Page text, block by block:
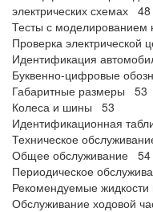
электрических схемах 48
Тесты с моделированием
Проверка электрической
Идентификация
Буквенно-цифровые
Габаритные размеры 53
Колеса и шины 53
Идентификационная
Техническое
Общее обслуживание 54
Периодическое
Рекомендуемые
Обслуживание ходовой